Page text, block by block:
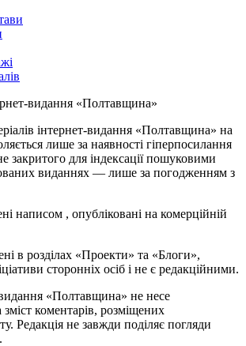
видання «Полтавщина»
інтернет-видання «Полтавщина» на
лише за наявності гіперпосилання
закритого для індексації пошуковими
виданнях — лише за погодженням з
написом , опубліковані на комерційній
в розділах «Проекти» та «Блоги»,
сторонніх осіб і не є редакційними.
видання «Полтавщина» не несе
зміст коментарів, розміщених
Редакція не завжди поділяє погляди